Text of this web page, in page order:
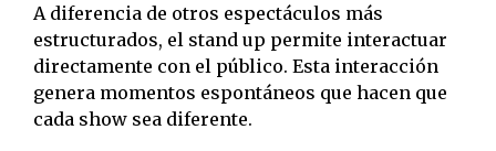
A diferencia de otros espectáculos más
estructurados, el stand up permite interactuar
directamente con el público. Esta interacción
genera momentos espontáneos que hacen que
cada show sea diferente.